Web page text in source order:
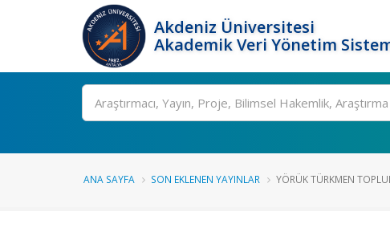
Akdeniz Üniversitesi
Akademik Veri Yönetim
Ara
ANA SAYFA SON EKLENEN YAYINLAR YÖRÜK TÜRKMEN